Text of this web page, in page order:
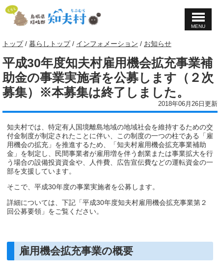
このページの本文へ
MENU
現
の
位
置：
トップ/ 暮らしトップ/ インフォメーション / お知らせ
平成30年度知夫村雇用機会拡充事業補
助金の事業実施者を公募します（２次
募集）※本募集は終了しました。
2018年06月26日更新
知夫村では、特定有人国境離島地域の地域社会を維持するための交
付金制度が制定されたことに伴い、この制度の一つの柱である「雇
用機会の拡充」を推進するため、「知夫村雇用機会拡充事業補助
金」を制定し、民間事業者が雇用増を伴う創業または事業拡大を行
う場合の設備投資資金や、人件費、広告宣伝費などの運転資金の一
部を支援しています。
そこで、平成30年度の事業実施者を公募します。
詳細については、下記「平成30年度知夫村雇用機会拡充事業第２
回公募要領」をご覧ください。
雇用機会拡充事業の概要